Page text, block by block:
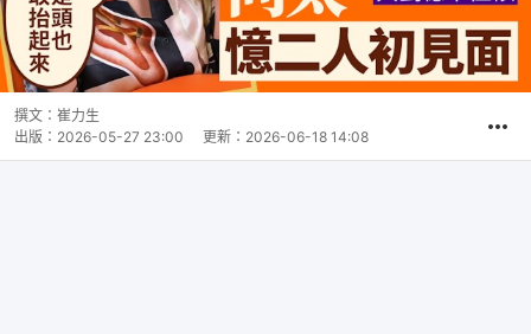
撰文： 崔力生
出版： 2026-05-27 23:00 更新： 2026-06-18 14:08